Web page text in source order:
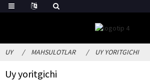
UY MAHSULOTLAR UY YORITGICHI
Uy yoritgichi